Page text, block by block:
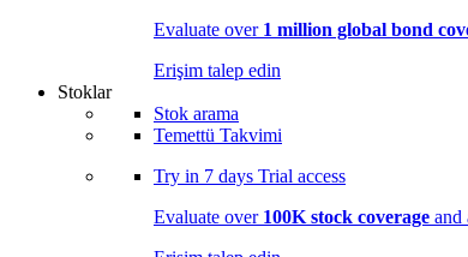
Evaluate over 1 million global bond
Erişim talep edin
Stoklar
Stok arama
Temettü Takvimi
Try in 7 days Trial access
Evaluate over 100K stock coverage and